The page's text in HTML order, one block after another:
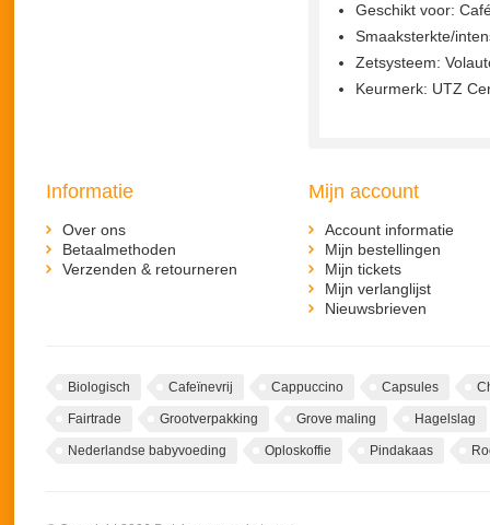
Geschikt voor:
Smaaksterkte/
Zetsysteem:
Keurmerk: UTZ
Informatie
Over ons
Betaalmethoden
Verzenden & retourneren
Mijn account
Account informatie
Mijn bestellingen
Mijn tickets
Mijn verlanglijst
Nieuwsbrieven
Biologisch Cafeïnevrij Cappuccino Capsules
Fairtrade Grootverpakking Grove maling Hagelslag
Nederlandse babyvoeding Oploskoffie Pindakaas